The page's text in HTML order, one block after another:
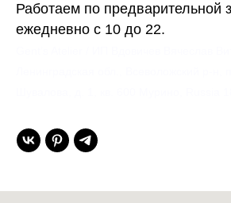
Работаем по предварительной
ежедневно с 10 до 22.